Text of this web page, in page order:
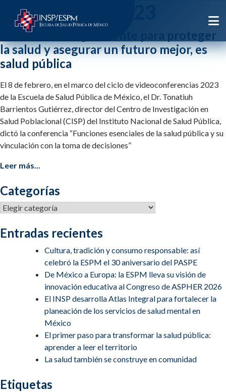
Etiqueta:
Actuar estratégicamente para proteger
la salud y asegurar un futuro mejor, es
salud pública
El 8 de febrero, en el marco del ciclo de videoconferencias 2023
de la Escuela de Salud Pública de México, el Dr. Tonatiuh
Barrientos Gutiérrez, director del Centro de Investigación en
Salud Poblacional (CISP) del Instituto Nacional de Salud Pública,
dictó la conferencia “Funciones esenciales de la salud pública y su
vinculación con la toma de decisiones”
Leer más...
Categorías
Categorías
Entradas recientes
Cultura, tradición y consumo responsable: así
celebró la ESPM el 30 aniversario del PASPE
De México a Europa: la ESPM lleva su visión de
innovación educativa al Congreso de ASPHER 2026
El INSP desarrolla Atlas Integral para fortalecer la
planeación de los servicios de salud mental en
México
El primer paso para transformar la salud pública:
aprender a leer el territorio
La salud también se construye en comunidad
Etiquetas